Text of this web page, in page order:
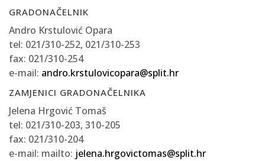
GRADONAČELNIK
Andro Krstulović Opara
tel: 021/310-252, 021/310-253
fax: 021/310-254
e-mail: andro.krstulovicopara@split.hr
ZAMJENICI GRADONAČELNIKA
Jelena Hrgović Tomaš
tel: 021/310-203, 310-205
fax: 021/310-204
e-mail: mailto: jelena.hrgovictomas@split.hr